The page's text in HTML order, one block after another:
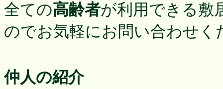
全ての高齢者が利用できる敷
のでお気軽にお問い合わせく
仲人の紹介